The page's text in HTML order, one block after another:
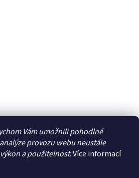
Vám umožnili pohodlné
provozu webu neustále
a použitelnost. Více informací